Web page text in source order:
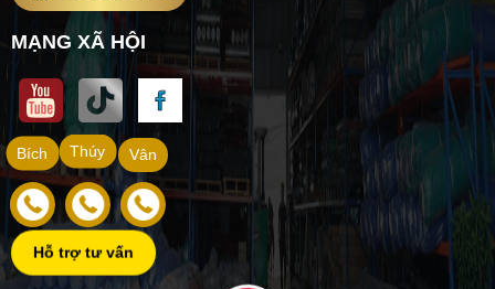
MẠNG XÃ HỘI
Vân
Thúy
Bích
Hỗ trợ tư vấn